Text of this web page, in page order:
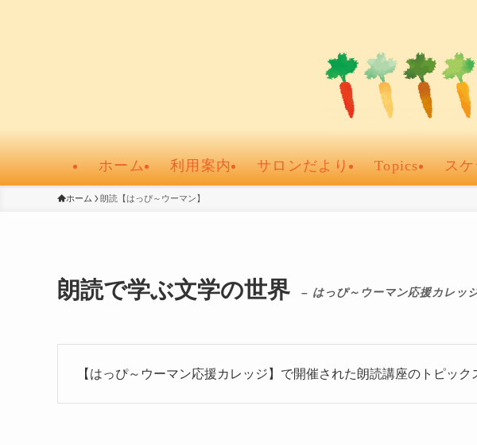
ホーム 利用案内 サロンだより Topics ス
ホーム 朗読【はっぴ～ウーマン】
朗読で学ぶ文学の世界 – はっぴ～ウーマン応援カレッ
【はっぴ～ウーマン応援カレッジ】で開催された朗読講座のトピック